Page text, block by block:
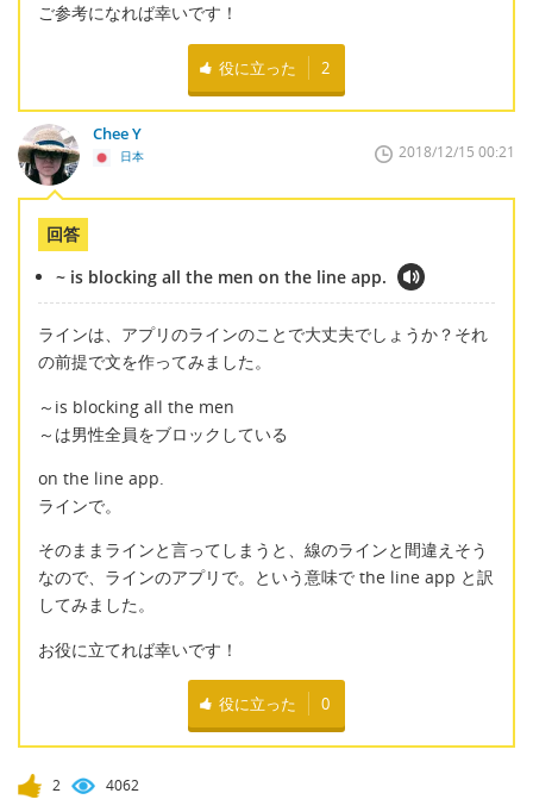
ご参考になれば幸いです！
役に立った 2
Chee Y
日本 2018/12/15 00:21
回答
~ is blocking all the men on the line app.
ラインは、アプリのラインのことで大丈夫でしょうか？それ
の前提で文を作ってみました。
～is blocking all the men
～は男性全員をブロックしている
on the line app.
ラインで。
そのままラインと言ってしまうと、線のラインと間違えそう
なので、ラインのアプリで。という意味で the line app と訳
してみました。
お役に立てれば幸いです！
役に立った 0
2 4062